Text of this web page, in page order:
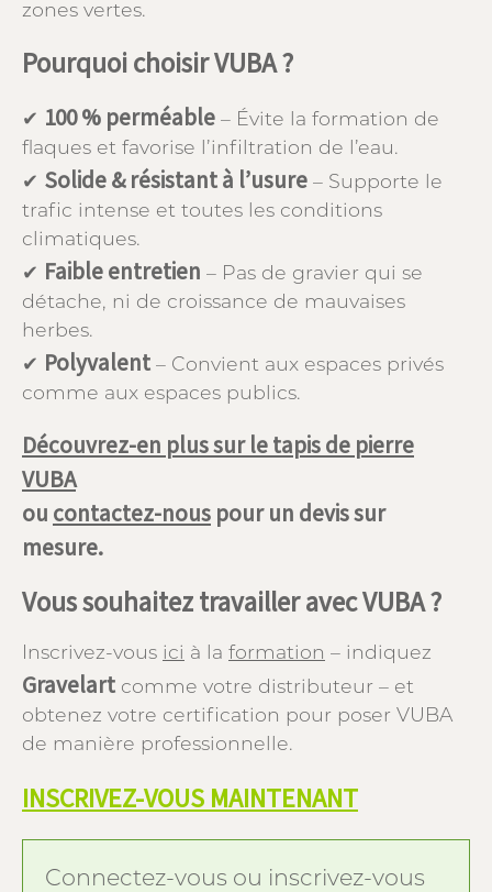
zones vertes.
Pourquoi choisir VUBA ?
✔ 100 % perméable – Évite la formation de
flaques et favorise l’infiltration de l’eau.
✔ Solide & résistant à l’usure – Supporte le
trafic intense et toutes les conditions
climatiques.
✔ Faible entretien – Pas de gravier qui se
détache, ni de croissance de mauvaises
herbes.
✔ Polyvalent – Convient aux espaces privés
comme aux espaces publics.
Découvrez-en plus sur le tapis de pierre
VUBA
ou contactez-nous pour un devis sur
mesure.
Vous souhaitez travailler avec VUBA ?
Inscrivez-vous ici à la formation – indiquez
Gravelart comme votre distributeur – et
obtenez votre certification pour poser VUBA
de manière professionnelle.
INSCRIVEZ-VOUS MAINTENANT
Connectez-vous ou inscrivez-vous